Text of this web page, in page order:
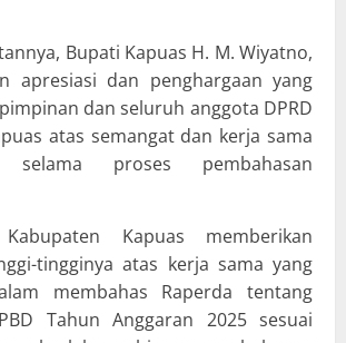
Bupati Kapuas H. M. Wiyatno,
apresiasi dan penghargaan yang
dan seluruh anggota DPRD
atas semangat dan kerja sama
proses pembahasan
Kabupaten Kapuas memberikan
tingginya atas kerja sama yang
membahas Raperda tentang
Tahun Anggaran 2025 sesuai